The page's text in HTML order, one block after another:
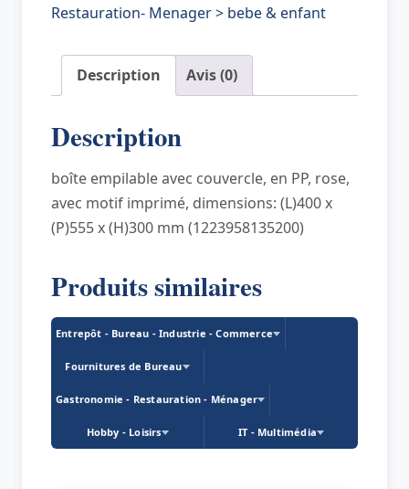
de
"karolina
emoji
45
Restauration- Menager > bebe & enfant
Description Avis (0)
Description
boîte empilable avec couvercle, en PP, rose,
avec motif imprimé, dimensions: (L)400 x
(P)555 x (H)300 mm (1223958135200)
Produits similaires
Entrepôt - Bureau - Industrie - Commerce
Fournitures de Bureau
Gastronomie - Restauration - Ménager
Hobby - Loisirs IT - Multimédia